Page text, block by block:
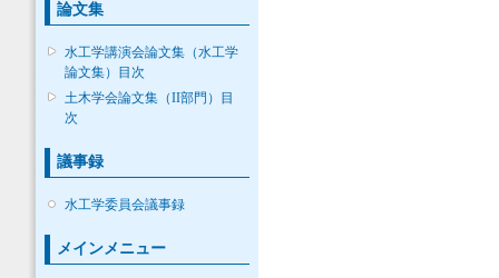
論文集
水工学講演会論文集（水工学
論文集）目次
土木学会論文集（II部門）目
次
議事録
水工学委員会議事録
メインメニュー